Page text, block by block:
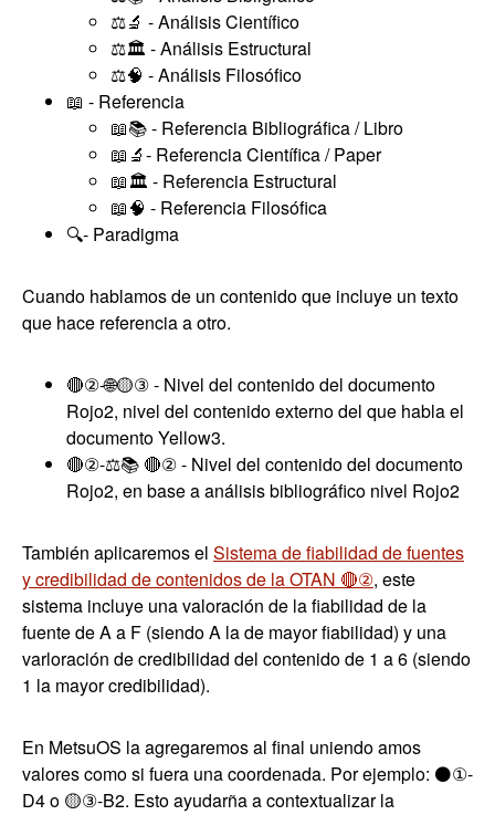
⚖️🔬 - Análisis Científico
⚖️🏛️ - Análisis Estructural
⚖️🧠 - Análisis Filosófico
📖 - Referencia
📖📚 - Referencia Bibliográfica / Libro
📖🔬- Referencia Científica / Paper
📖🏛️ - Referencia Estructural
📖🧠 - Referencia Filosófica
🔍️- Paradigma
Cuando hablamos de un contenido que incluye un texto
que hace referencia a otro.
🔴②-🌐🟡③ - Nivel del contenido del documento
Rojo2, nivel del contenido externo del que habla el
documento Yellow3.
🔴②-⚖️📚 🔴② - Nivel del contenido del documento
Rojo2, en base a análisis bibliográfico nivel Rojo2
También aplicaremos el Sistema de fiabilidad de fuentes
y credibilidad de contenidos de la OTAN 🔴②, este
sistema incluye una valoración de la fiabilidad de la
fuente de A a F (siendo A la de mayor fiabilidad) y una
varloración de credibilidad del contenido de 1 a 6 (siendo
1 la mayor credibilidad).
En MetsuOS la agregaremos al final uniendo amos
valores como si fuera una coordenada. Por ejemplo: ⚫①-
D4 o 🟡③-B2. Esto ayudarña a contextualizar la